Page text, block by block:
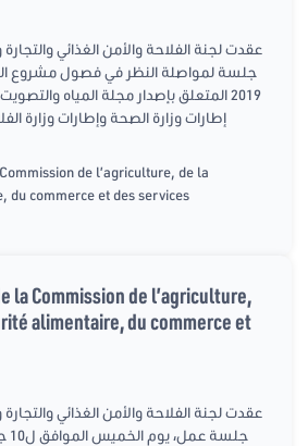
عقدت لجنة الفلاحة والأمن الغذائي
2019 المتعلق بإصدار مجلة المياه
إطارات وزارة الصحة وإطارات وزارة
Commission de l’agriculture, de la
du commerce et des services
la Commission de l’agriculture,
alimentaire, du commerce et
عقدت لجنة الفلاحة والأمن الغذائي